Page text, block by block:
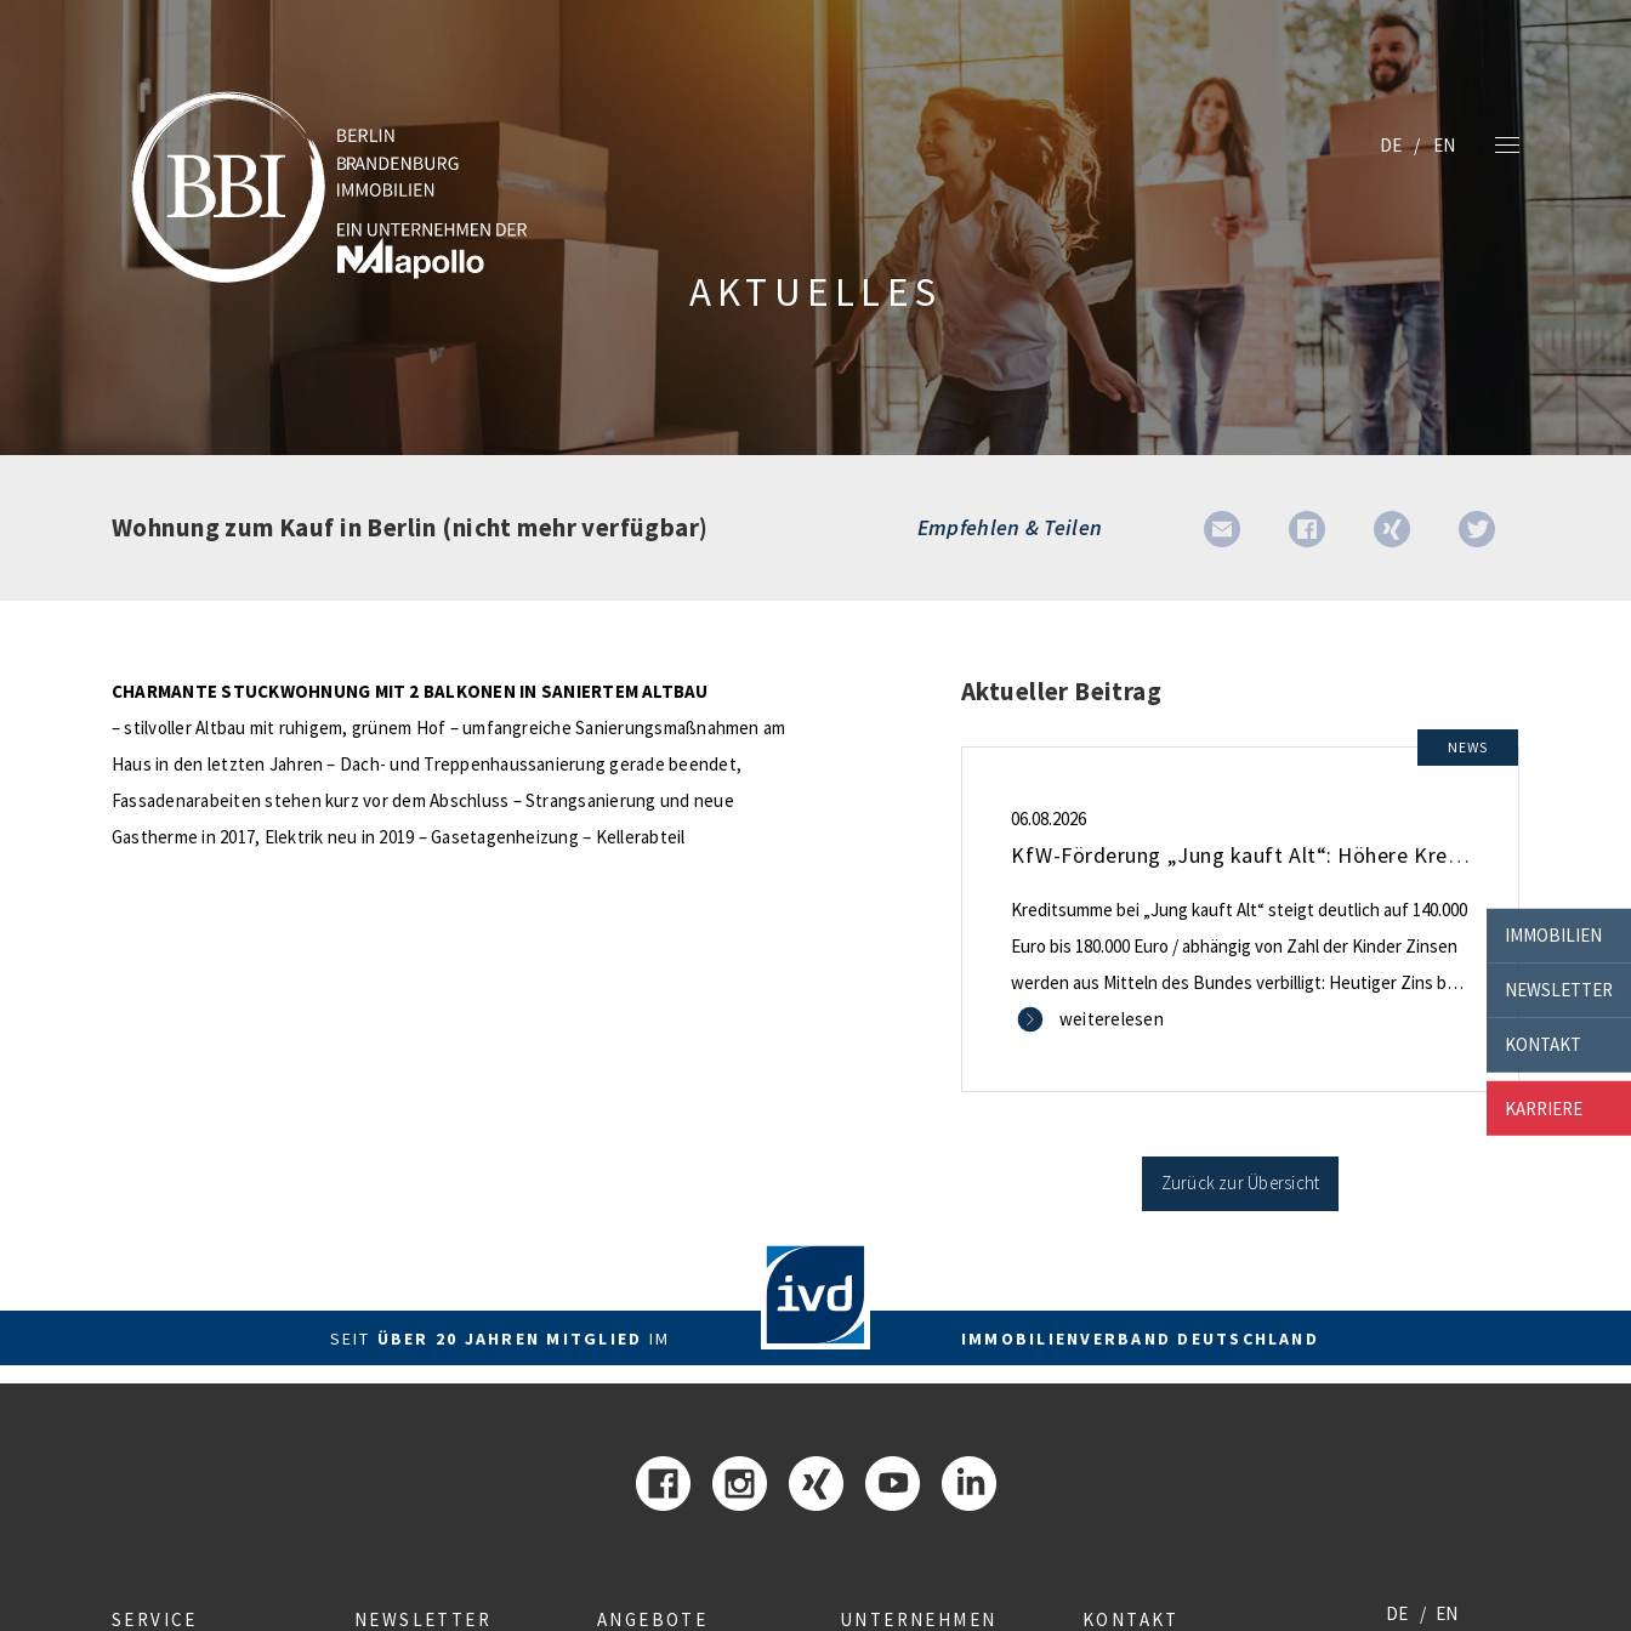
IMMOBILIEN
NEWSLETTER
KONTAKT
KARRIERE
DE EN
AKTUELLES
Wohnung zum Kauf in Berlin (nicht mehr verfügbar) Empfehlen & Teilen
CHARMANTE STUCKWOHNUNG MIT 2 BALKONEN IN SANIERTEM ALTBAU
– stilvoller Altbau mit ruhigem, grünem Hof – umfangreiche Sanierungsmaßnahmen am
Haus in den letzten Jahren – Dach- und Treppenhaussanierung gerade beendet,
Fassadenarabeiten stehen kurz vor dem Abschluss – Strangsanierung und neue
Gastherme in 2017, Elektrik neu in 2019 – Gasetagenheizung – Kellerabteil
Aktueller Beitrag
NEWS
06.08.2026
KfW-Förderung „Jung kauft Alt“: Höhere Kredite ab August 2026
Kreditsumme bei „Jung kauft Alt“ steigt deutlich auf 140.000
Euro bis 180.000 Euro / abhängig von Zahl der Kinder Zinsen
werden aus Mitteln des Bundes verbilligt: Heutiger Zins bei
0,53 Prozent effektiv bei 35 Jahren Laufzeit und 10 Jahren
energetischer Sanierung binnen 54 Monaten nach
weiterelesen
Zurück zur Übersicht
SEIT ÜBER 20 JAHREN MITGLIED IM IMMOBILIENVERBAND DEUTSCHLAND
SERVICE NEWSLETTER ANGEBOTE UNTERNEHMEN KONTAKT DE EN